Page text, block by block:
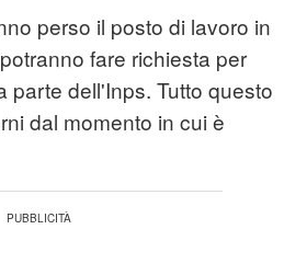
perso il posto di lavoro in
fare richiesta per
parte dell'Inps. Tutto questo
dal momento in cui è